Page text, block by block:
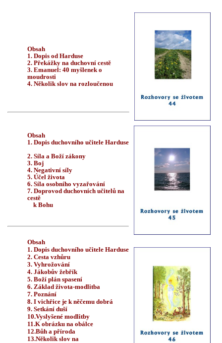
Obsah
1. Dopis od Harduse
2. Překážky na duchovní cestě
3. Emanuel: 40 myšlenek o
moudrosti
4. Několik slov na rozloučenou
Obsah
1. Dopis duchovního učitele Harduse
2. Síla a Boží zákony
3. Boj
4. Negativní síly
5. Účel života
6. Síla osobního vyzařování
7. Doprovod duchovních učitelů na
cestě
k Bohu
Obsah
1. Dopis duchovního učitele Harduse
2. Cesta vzhůru
3. Vyhrožování
4. Jákobův žebřík
5. Boží plán spasení
6. Základ života-modlitba
7. Poznání
8. I vichřice je k něčemu dobrá
9. Setkání duší
10.Vyslyšené modlitby
11.K obrázku na obálce
12.Bůh a příroda
13.Několik slov na